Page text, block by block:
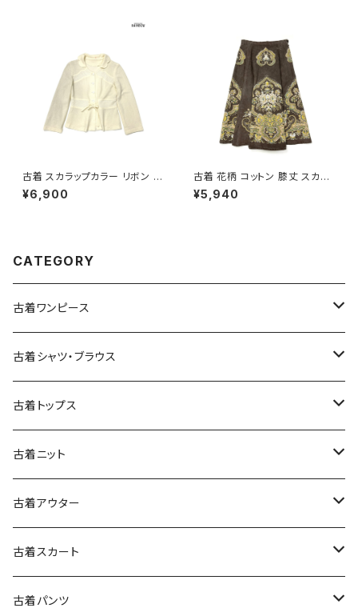
古着 スカラップカラー リボン 無
地 長袖 ニット カーディガン ベ
ージュ 生成り (ttu2501064)
¥6,900
古着 花柄 コットン 膝丈 スカー
ト ダークブラウン (ba260701
3)
¥5,940
CATEGORY
古着ワンピース
古着長袖ワンピース
古着半袖ワンピース
古着ノースリーブワンピース
古着キャミソールワンピース
古着ベアトップワンピース
古着オールインワン
古着シャツ・ブラウス
古着長袖シャツ・ブラウス
古着半袖シャツ・ブラウス
古着ノースリーブシャツ・ブラウス
古着トップス
古着スウェット&パーカー
古着スウェット
古着パーカー
古着プルオーバー
古着長袖プルオーバー
古着半袖プルオーバー
古着Ｔシャツ
古着長袖Ｔシャツ
古着ベスト
古着ニット
古着セーター
古着カーディガン
古着半袖ニット
古着アウター
古着ライトジャケット
古着ライトコート
古着スカート
古着ロング丈スカート (丈76cm-)
古着パンツ